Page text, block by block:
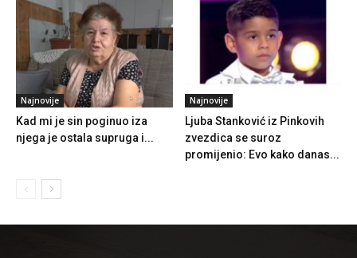
Najnovije
Kad mi je sin poginuo iza
njega je ostala supruga i...
Najnovije
Ljuba Stanković iz Pinkovih
zvezdica se suroz
promijenio: Evo kako danas...